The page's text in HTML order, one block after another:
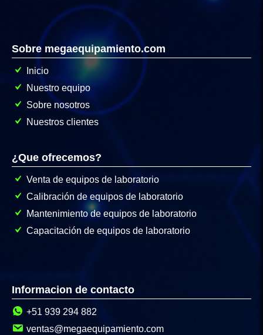
Sobre megaequipamiento.com
Inicio
Nuestro equipo
Sobre nosotros
Nuestros clientes
¿Que ofrecemos?
Venta de equipos de laboratorio
Calibración de equipos de laboratorio
Mantenimiento de equipos de laboratorio
Capacitación de equipos de laboratorio
Informacion de contacto
+51 939 294 882
ventas@megaequipamiento.com